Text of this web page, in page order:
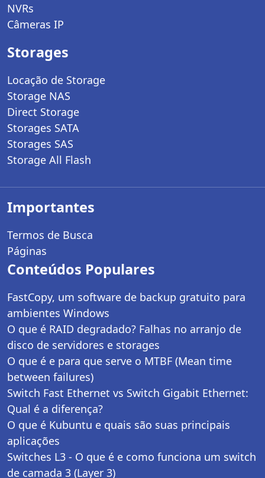
NVRs
Câmeras IP
Storages
Locação de Storage
Storage NAS
Direct Storage
Storages SATA
Storages SAS
Storage All Flash
Importantes
Termos de Busca
Páginas
Conteúdos Populares
FastCopy, um software de backup gratuito para
ambientes Windows
O que é RAID degradado? Falhas no arranjo de
disco de servidores e storages
O que é e para que serve o MTBF (Mean time
between failures)
Switch Fast Ethernet vs Switch Gigabit Ethernet:
Qual é a diferença?
O que é Kubuntu e quais são suas principais
aplicações
Switches L3 - O que é e como funciona um switch
de camada 3 (Layer 3)